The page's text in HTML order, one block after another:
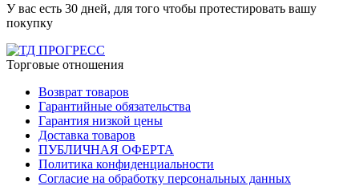
У вас есть 30 дней, для того чтобы протестировать вашу
покупку
Торговые отношения
Возврат товаров
Гарантийные обязательства
Гарантия низкой цены
Доставка товаров
ПУБЛИЧНАЯ ОФЕРТА
Политика конфиденциальности
Согласие на обработку персональных данных